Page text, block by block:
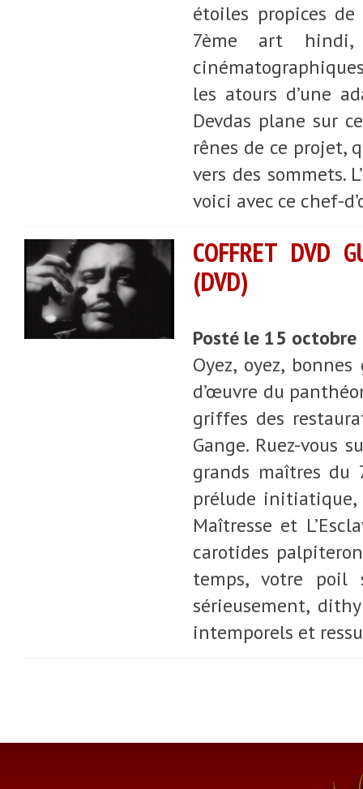
étoiles propices de
7ème art hindi,
les atours d’une
Devdas plane sur
rênes de ce projet,
vers des sommets.
voici avec ce chef-
COFFRET DVD
(DVD)
Posté le 15
Oyez, oyez,
d’œuvre du
griffes des
Gange. Ruez-vous
grands maîtres du
prélude initiatique,
Maîtresse et
carotides
temps, votre poil
sérieusement,
intemporels et